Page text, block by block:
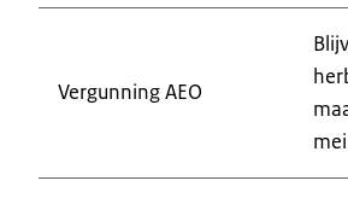
Vergunning AEO